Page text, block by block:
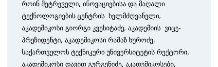
როინ მეტრეველი, ინოვაციებისა და მაღალი
ტექნოლოგიების ცენტრის ხელმძღვანელი,
აკადემიკოსი გიორგი კვესიტაძე, აკადემიის ვიცე-
პრეზიდენტი, აკადემიკოსი რამაზ ხუროძე,
საქართველოს ტექნიკური უნივერსიტეტის რექტორი,
აკადემიკოსი დავით გურგენიძე, აკადემიკოსები,